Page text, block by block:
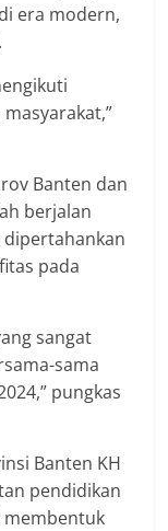
era modern,
Banten dan
berjalan
dipertahankan
pada
sangat
sama
pungkas
Banten KH
pendidikan
membentuk